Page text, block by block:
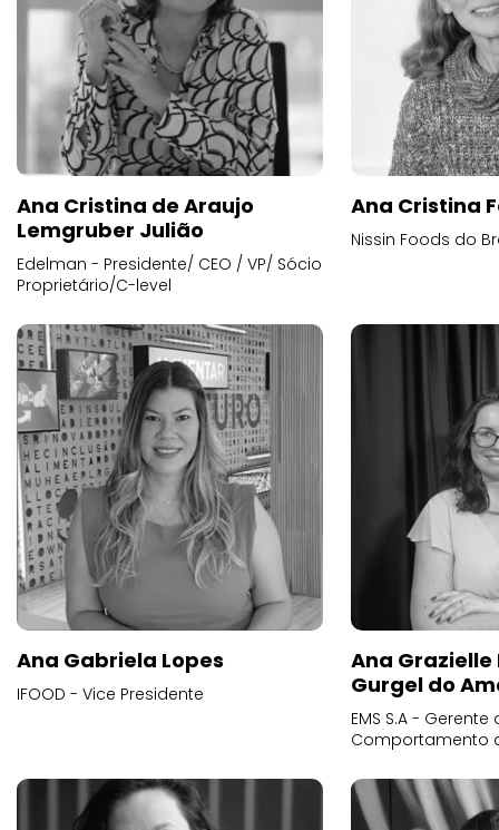
Ana Cristina de Araujo
Lemgruber Julião
Edelman - Presidente/ CEO / VP/ Sócio
Proprietário/C-level
Ana Cristina
Nissin Foods do
Ana Gabriela Lopes
IFOOD - Vice Presidente
Ana
Gurgel do
EMS S.A -
Comportamento